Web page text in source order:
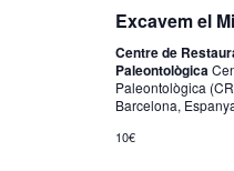
Excavem el
Centre de
Paleontològica
Paleontològica
Barcelona,
10€